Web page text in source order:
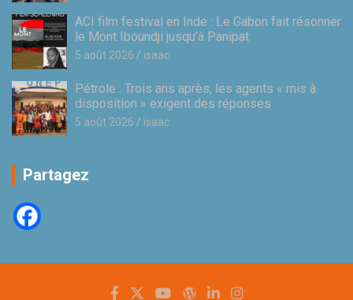
ACI film festival en Inde : Le Gabon fait résonner
le Mont Iboundji jusqu’à Panipat
5 août 2026 isaac
Pétrole : Trois ans après, les agents « mis à
disposition » exigent des réponses
5 août 2026 isaac
Partagez